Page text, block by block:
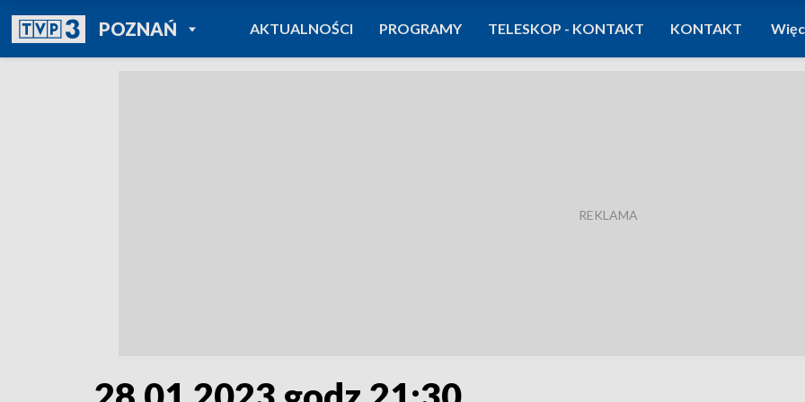
POZNAŃPOWRÓT DO
TVP REGIONY
AKTUALNOŚCI PROGRAMY TELESKOP - KONTAKT KONTAKT